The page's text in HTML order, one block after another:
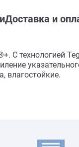
Доставка и
С технологией
влагостойкие.